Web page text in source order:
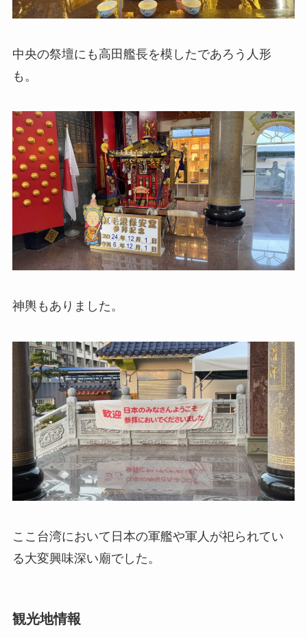
中央の祭壇にも高田艦長を模したであろう人形
も。
神輿もありました。
ここ台湾において日本の軍艦や軍人が祀られてい
る大変興味深い廟でした。
観光地情報